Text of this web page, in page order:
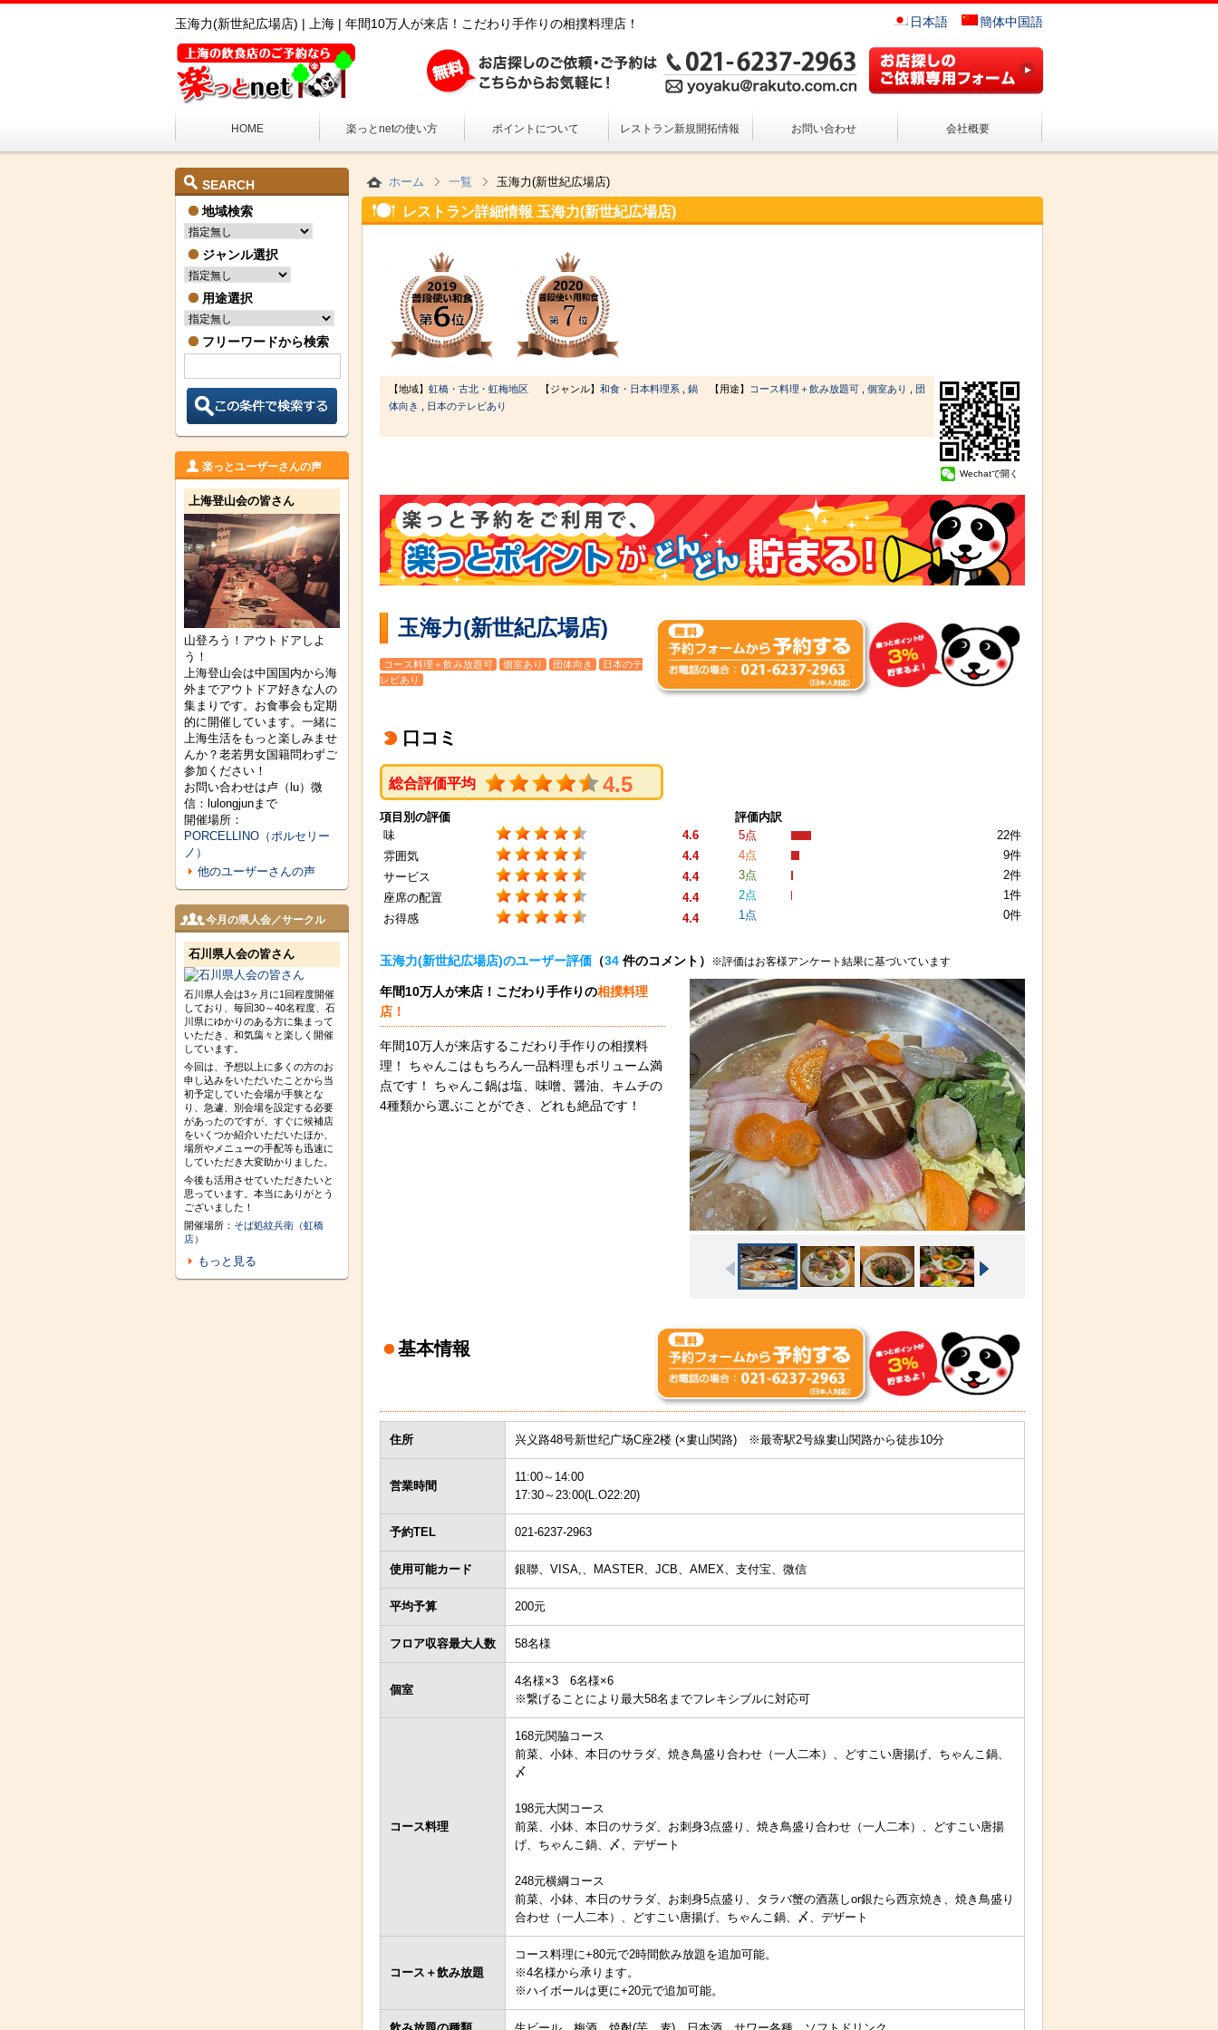
日本語 簡体中国語
玉海力(新世紀広場店) | 上海 | 年間10万人が来店！こだわり手作りの相撲料理店！
HOME 楽っとnetの使い方 ポイントについて レストラン新規開拓情報 お問い合わせ 会社概要
ホーム 一覧 玉海力(新世紀広場店)
レストラン詳細情報 玉海力(新世紀広場店)
【地域】 虹橋・古北・虹梅地区 【ジャンル】 和食・日本料理系 鍋 【用途】 コース料理＋飲み放題可 個室あり
団
体向き
日本のテレビあり
Wechatで開く
玉海力(新世紀広場店)
コース料理＋飲み放題可 個室あり 団体向き
日本のテ
レビあり
口コミ
総合評価平均 4.5
項目別の評価
味
4.6
雰囲気
4.4
サービス
4.4
座席の配置
4.4
お得感
4.4
評価内訳
5点
22件
4点
9件
3点
2件
2点
1件
1点
0件
玉海力(新世紀広場店)のユーザー評価 （34 件のコメント） ※評価はお客様アンケート結果に基づいています
年間10万人が来店！こだわり手作りの相撲料理
店！
年間10万人が来店するこだわり手作りの相撲料
理！ ちゃんこはもちろん一品料理もボリューム満
点です！ ちゃんこ鍋は塩、味噌、醤油、キムチの
4種類から選ぶことができ、どれも絶品です！
基本情報
住所 兴义路48号新世纪广场C座2楼 (×婁山関路) ※最寄駅2号線婁山関路から徒歩10分
営業時間
11:00～14:00
17:30～23:00(L.O22:20)
予約TEL 021-6237-2963
使用可能カード 銀聯、VISA,、MASTER、JCB、AMEX、支付宝、微信
平均予算 200元
フロア収容最大人数 58名様
個室
4名様×3 6名様×6
※繋げることにより最大58名までフレキシブルに対応可
コース料理
168元関脇コース
前菜、小鉢、本日のサラダ、焼き鳥盛り合わせ（一人二本）、どすこい唐揚げ、ちゃんこ鍋、
〆
198元大関コース
前菜、小鉢、本日のサラダ、お刺身3点盛り、焼き鳥盛り合わせ（一人二本）、どすこい唐揚
げ、ちゃんこ鍋、〆、デザート
248元横綱コース
前菜、小鉢、本日のサラダ、お刺身5点盛り、タラバ蟹の酒蒸しor銀たら西京焼き、焼き鳥盛り
合わせ（一人二本）、どすこい唐揚げ、ちゃんこ鍋、〆、デザート
コース＋飲み放題
コース料理に+80元で2時間飲み放題を追加可能。
※4名様から承ります。
※ハイボールは更に+20元で追加可能。
SEARCH
地域検索
ジャンル選択
用途選択
フリーワードから検索
楽っとユーザーさんの声
上海登山会の皆さん
山登ろう！アウトドアしよ
う！
上海登山会は中国国内から海
外までアウトドア好きな人の
集まりです。お食事会も定期
的に開催しています。一緒に
上海生活をもっと楽しみませ
んか？老若男女国籍問わずご
参加ください！
お問い合わせは卢（lu）微
信：lulongjunまで
開催場所：
PORCELLINO（ポルセリー
ノ）
他のユーザーさんの声
今月の県人会／サークル
石川県人会の皆さん
石川県人会は3ヶ月に1回程度開催
しており、毎回30～40名程度、石
川県にゆかりのある方に集まって
いただき、和気藹々と楽しく開催
しています。
今回は、予想以上に多くの方のお
申し込みをいただいたことから当
初予定していた会場が手狭とな
り、急遽、別会場を設定する必要
があったのですが、すぐに候補店
をいくつか紹介いただいたほか、
場所やメニューの手配等も迅速に
していただき大変助かりました。
今後も活用させていただきたいと
思っています。本当にありがとう
ございました！
開催場所： そば処紋兵衛（虹橋
店）
もっと見る